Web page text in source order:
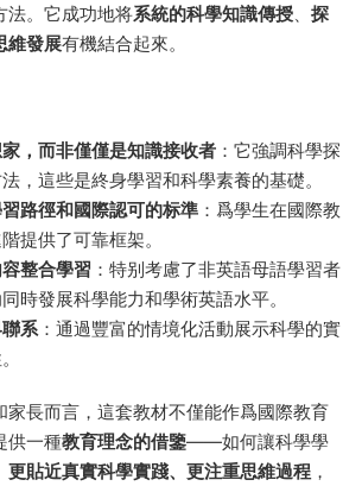
法。它成功地将系統的科學知識傳授
探
維發展有機結合起來。
，而非僅僅是知識接收者 ：它強調科學探
，這些是終身學習和科學素養的基礎。
路徑和國際認可的标準 ：爲學生在國際教
提供了可靠框架。
整合學習 ：特别考慮了非英語母語學習者
時發展科學能力和學術英語水平。
系 ：通過豐富的情境化活動展示科學的實
家長而言，這套教材不僅能作爲國際教育
供一種教育理念的借鑒——如何讓科學學
更貼近真實科學實踐、更注重思維過程 ，